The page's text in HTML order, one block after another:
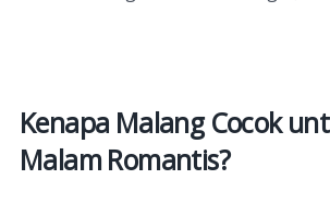
Kenapa Malang Cocok
Malam Romantis?